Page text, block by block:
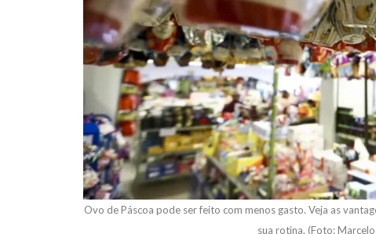
Ovo de Páscoa pode ser feito com menos gasto. Veja as
sua rotina. (Foto: